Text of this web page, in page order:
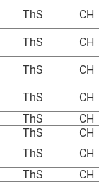
ThS CH
ThS CH
ThS CH
ThS
CH
ThS
CH
ThS
CH
ThS
CH
ThS
CH